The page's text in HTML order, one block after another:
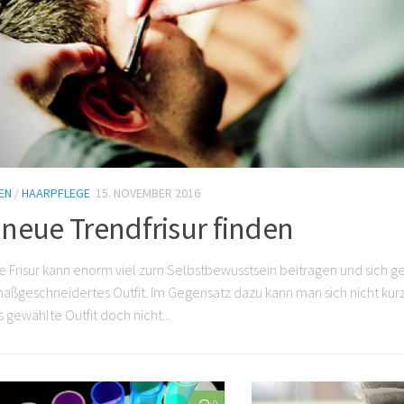
/HAARPFLEGE 4. DEZEMBER 2010
Frisurfen bei Haarausfall
aus heiterem Himmel von der eigenen Kopfhaut verraten
in der Trauer um Ihr verlorenes Haar gefangen, ohne sich damit
herausgeforderten möchten wir im folgenden einige